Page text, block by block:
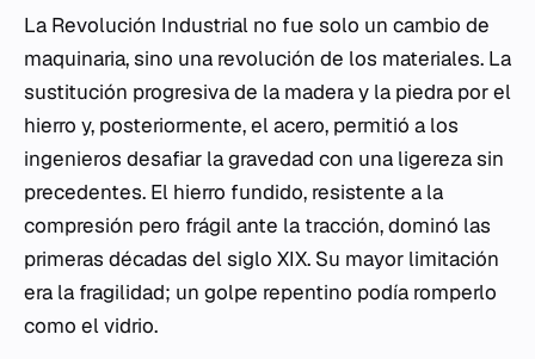
La Revolución Industrial no fue solo un cambio de
maquinaria, sino una revolución de los materiales. La
sustitución progresiva de la madera y la piedra por el
hierro y, posteriormente, el acero, permitió a los
ingenieros desafiar la gravedad con una ligereza sin
precedentes. El hierro fundido, resistente a la
compresión pero frágil ante la tracción, dominó las
primeras décadas del siglo XIX. Su mayor limitación
era la fragilidad; un golpe repentino podía romperlo
como el vidrio.